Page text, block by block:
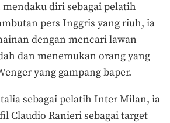
mendaku diri sebagai pelatih
pers Inggris yang riuh, ia
dengan mencari lawan
dan menemukan orang yang
yang gampang baper.
sebagai pelatih Inter Milan, ia
Claudio Ranieri sebagai target